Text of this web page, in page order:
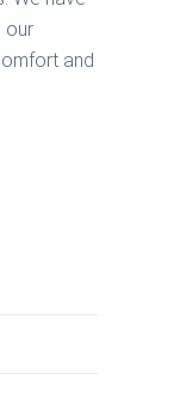
our
and